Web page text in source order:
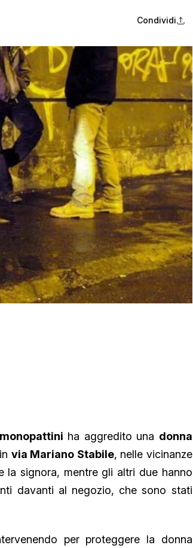
Condividi
ha aggredito una donna
via Mariano Stabile, nelle vicinanze
la signora, mentre gli altri due hanno
davanti al negozio, che sono stati
per proteggere la donna